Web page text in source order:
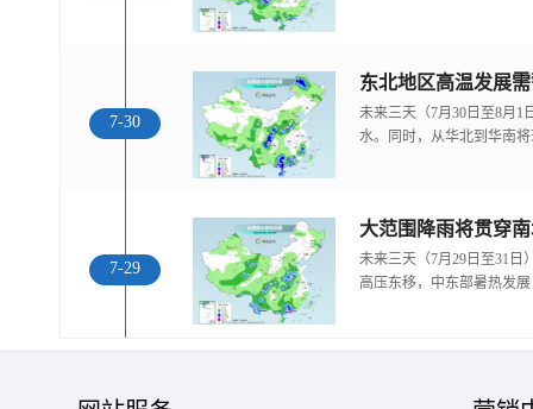
7-30
东北地区高温发展
未来三天（7月30日至8月1
水。同时，从华北到华南
7-29
大范围降雨将贯穿
未来三天（7月29日至31日
高压东移，中东部暑热发